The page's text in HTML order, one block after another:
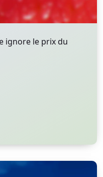
ignore le prix du